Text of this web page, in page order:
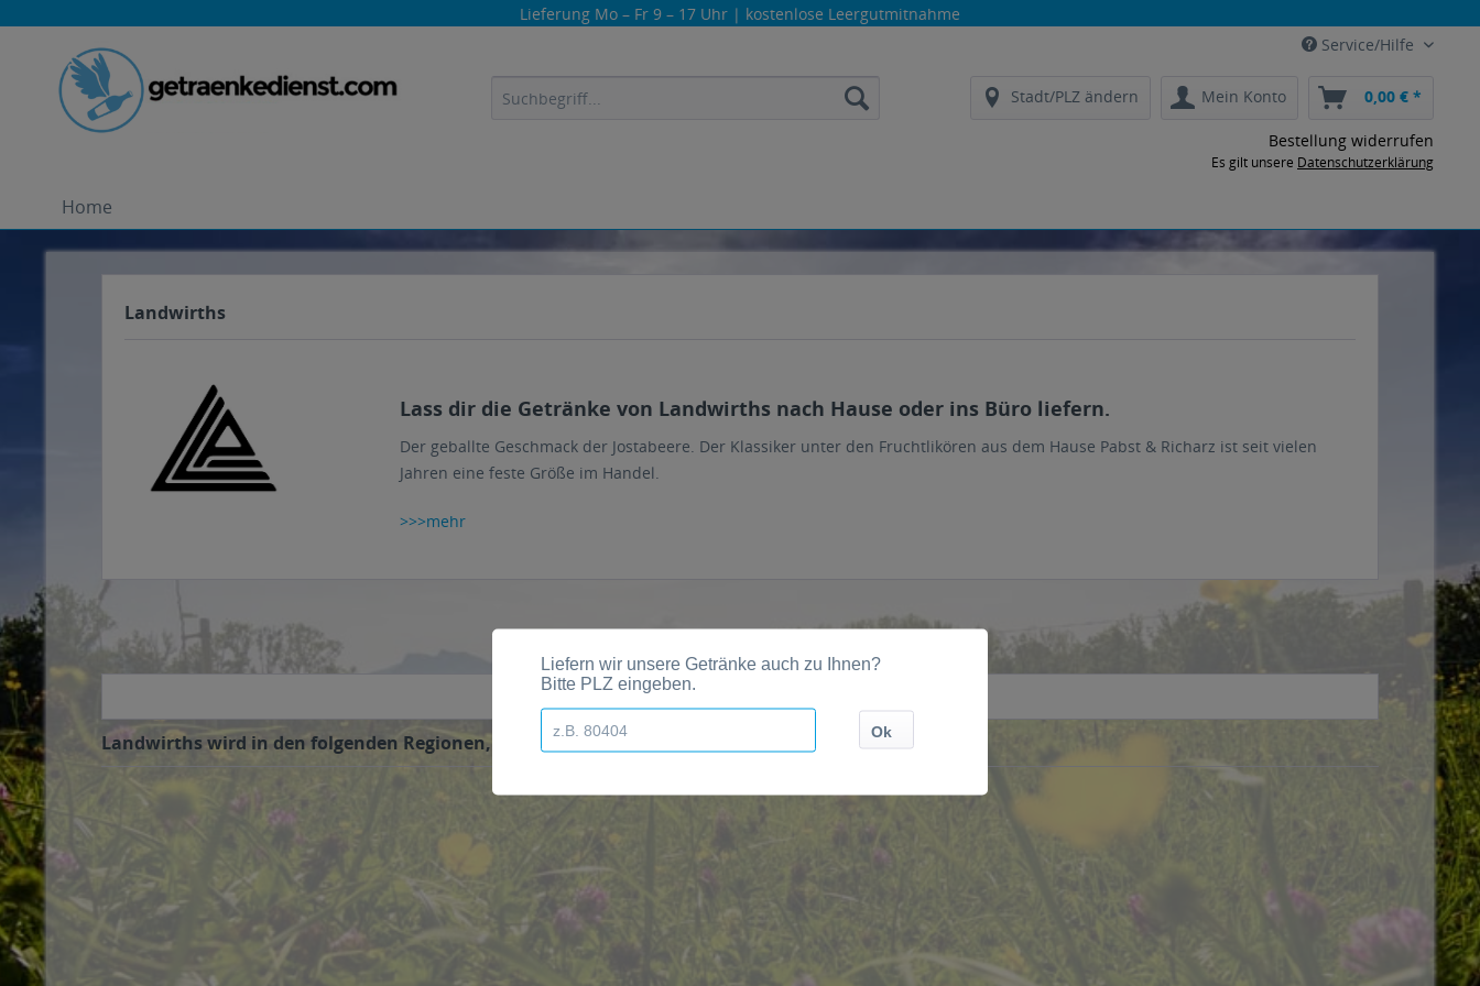
Lieferung Mo – Fr 9 – 17 Uhr | kostenlose Leergutmitnahme
Service/Hilfe
Stadt/PLZ ändern Mein Konto 0,00 € *
Bestellung widerrufen
Es gilt unsere Datenschutzerklärung
Home
Landwirths
Lass dir die Getränke von Landwirths nach Hause oder ins Büro liefern.
Der geballte Geschmack der Jostabeere. Der Klassiker unter den Fruchtlikören aus dem Hause Pabst & Richarz ist seit vielen
Jahren eine feste Größe im Handel.
>>>mehr
Landwirths wird in den folgenden Regionen, Städten, Orten und Postleitzahl-Gebieten geliefert